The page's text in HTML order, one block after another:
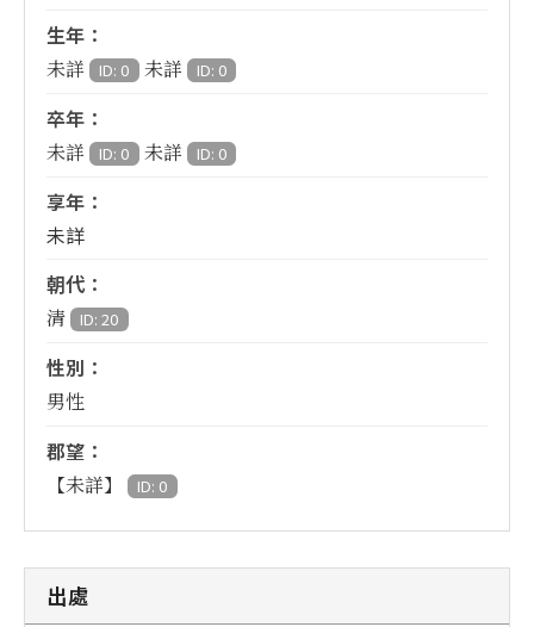
生年：
未詳 ID: 0 未詳 ID: 0
卒年：
未詳 ID: 0 未詳 ID: 0
享年：
未詳
朝代：
清 ID: 20
性別：
男性
郡望：
【未詳】 ID: 0
出處